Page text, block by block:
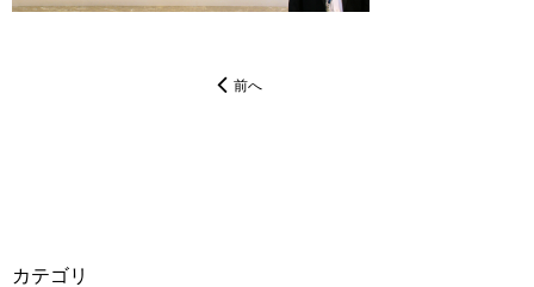
前へ
カテゴリ